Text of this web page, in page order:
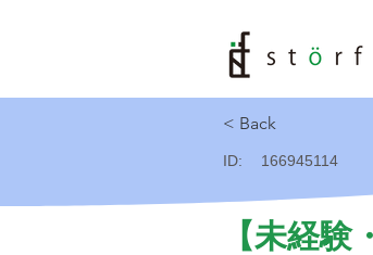
< Back
ID: 166945114
【未経